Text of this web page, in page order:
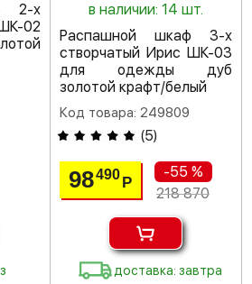
2-х
02
в наличии: 14 шт.
Распашной шкаф 3-х
створчатый Ирис ШК-03
для одежды дуб
золотой крафт/белый
Код товара: 249809
(5)
98490 Р
-55 %
218 870
доставка: завтра